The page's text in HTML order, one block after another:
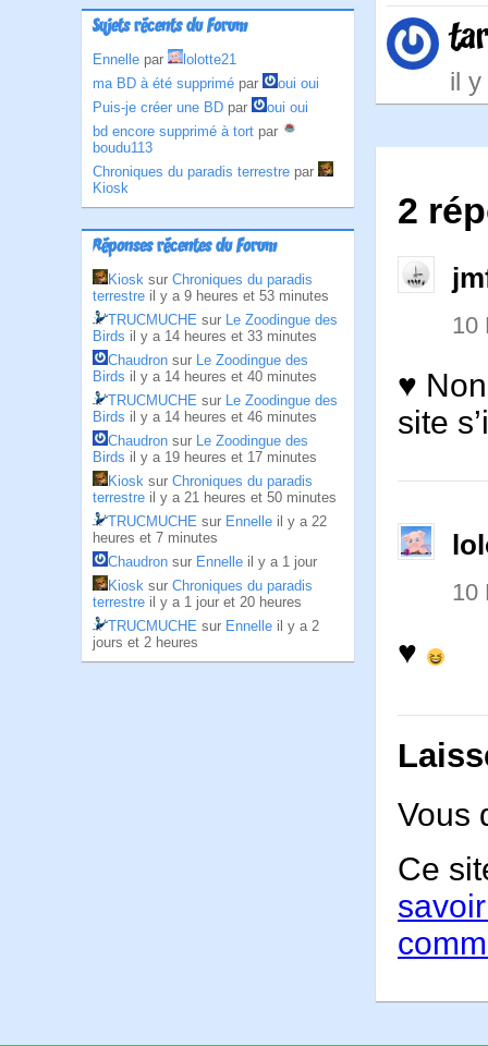
Sujets récents du Forum
Ennelle par
lolotte21
ma BD à été supprimé par
oui oui
Puis-je créer une BD par
oui oui
bd encore supprimé à tort par
boudu113
Chroniques du paradis terrestre par
Kiosk
Réponses récentes du Forum
Kiosk sur Chroniques du paradis
terrestre il y a 9 heures et 53 minutes
TRUCMUCHE sur Le Zoodingue des
Birds il y a 14 heures et 33 minutes
Chaudron sur Le Zoodingue des
Birds il y a 14 heures et 40 minutes
TRUCMUCHE sur Le Zoodingue des
Birds il y a 14 heures et 46 minutes
Chaudron sur Le Zoodingue des
Birds il y a 19 heures et 17 minutes
Kiosk sur Chroniques du paradis
terrestre il y a 21 heures et 50 minutes
TRUCMUCHE sur Ennelle il y a 22
heures et 7 minutes
Chaudron sur Ennelle il y a 1 jour
Kiosk sur Chroniques du paradis
terrestre il y a 1 jour et 20 heures
TRUCMUCHE sur Ennelle il y a 2
jours et 2 heures
il y
2
10
♥
site
10
♥
Vous
Ce